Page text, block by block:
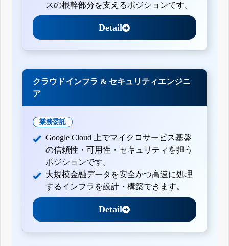
スの根幹部分を支えるポジションです。
Detail
クラウドインフラ & セキュリティエンジニ
ア
業務委託
Google Cloud 上でマイクロサービス基盤
の信頼性・可用性・セキュリティを担う
ポジションです。
大規模金融データを安全かつ高速に処理
するインフラを設計・構築できます。
Detail